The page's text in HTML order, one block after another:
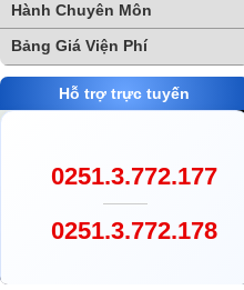
Hành Chuyên Môn
Bảng Giá Viện Phí
Hỗ trợ trực tuyến
0251.3.772.177
0251.3.772.178